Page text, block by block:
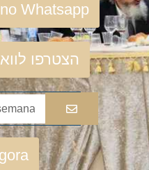
Whatsapp
הצטרפו